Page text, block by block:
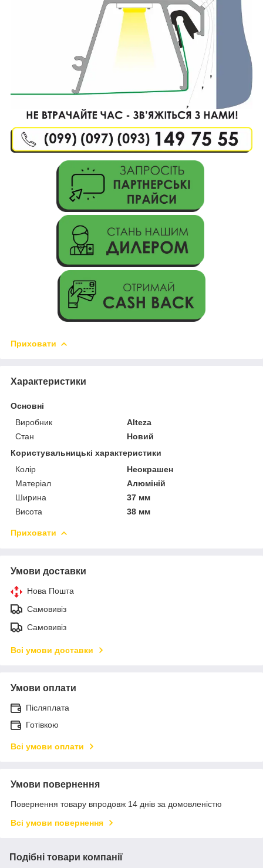
Приховати
Характеристики
Основні
Виробник
Alteza
Стан
Новий
Користувальницькі характеристики
Колір
Неокрашен
Матеріал
Алюміній
Ширина
37 мм
Висота
38 мм
Приховати
Умови доставки
Нова Пошта
Самовивіз
Самовивіз
Всі умови доставки
Умови оплати
Післяплата
Готівкою
Всі умови оплати
Умови повернення
Повернення товару впродовж 14 днів за домовленістю
Всі умови повернення
Подібні товари компанії